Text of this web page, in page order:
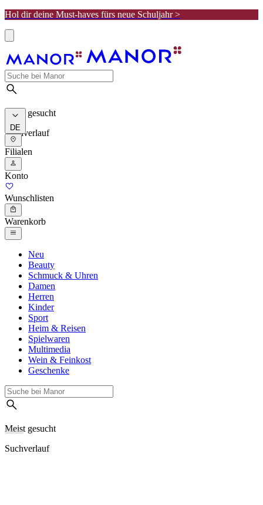
Hol dir deine Must-haves fürs neue Schuljahr >
Meist gesucht
Suchverlauf
DE
Filialen
Konto
Wunschlisten
Warenkorb
Neu
Beauty
Schmuck & Uhren
Damen
Herren
Kinder
Sport
Heim & Reisen
Spielwaren
Multimedia
Wein & Feinkost
Geschenke
Meist gesucht
Suchverlauf